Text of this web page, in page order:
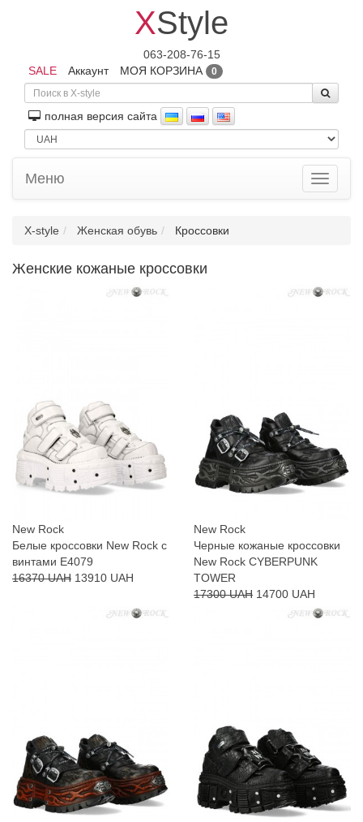
XStyle
063-208-76-15
SALE
Аккаунт МОЯ КОРЗИНА 0
полная версия сайта
Toggle
Меню
X-style Женская обувь Кроссовки
Женские кожаные кроссовки
New Rock
Белые кроссовки New Rock с
винтами E4079
16370 UAH 13910 UAH
New Rock
Черные кожаные кроссовки
New Rock CYBERPUNK
TOWER
17300 UAH 14700 UAH